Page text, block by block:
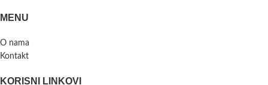
MENU
O nama
Kontakt
KORISNI LINKOVI